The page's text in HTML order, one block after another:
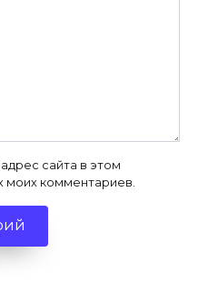
сайта в этом
моих комментариев.